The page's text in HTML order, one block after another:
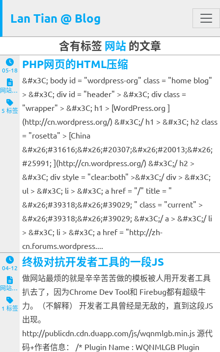
Lan Tian @ Blog
含有标签 网站 的文章
05-18
网站与服务端
5 标签
PHP网页的HTML压缩
&#x3C; body id = "wordpress-org" class = "home blog"
> &#x3C; div id = "header" > &#x3C; div class =
"wrapper" > &#x3C; h1 > [WordPress.org ]
(http://cn.wordpress.org/) &#x3C;/ h1 > &#x3C; h2 class
= "rosetta" > [China
&#x26;#31616;&#x26;#20307;&#x26;#20013;&#x26;
#25991; ](http://cn.wordpress.org/) &#x3C;/ h2 >
&#x3C; div style = "clear:both" >&#x3C;/ div > &#x3C;
ul > &#x3C; li > &#x3C; a href = "/" title = "
&#x26;#39318;&#x26;#39029; " class = "current" >
&#x26;#39318;&#x26;#39029; &#x3C;/ a > &#x3C;/ li
> &#x3C; li > &#x3C; a href = "http://zh-
cn.forums.wordpress....
04-12
网站与服务端
1 标签
终极对抗开发者工具的一段JS
做网站最烦的就是辛辛苦苦做的模板被人用开发者工具
扒去了，因为Chrome Dev Tool和 Firebug都有超级牛
力。（不解释） 开发者工具曾经是无敌的，直到这段JS
出现。
http://publicdn.cdn.duapp.com/js/wqnmlgb.min.js 源代
码+作者信息： /* Plugin Name : WQNMLGB Plugin